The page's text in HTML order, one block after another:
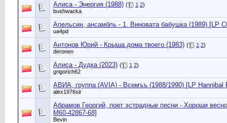
Алиса - Энергия (1988) ( 1 2)
bushwacka
Апельсин, ансамбль - 1. Виновата бабушка (1989) [LP
ua4pd
Антонов Юрий - Крыша дома твоего (1983) ( 1 2)
deronen
Алиса - Дудка (2023) ( 1 2)
grigorich62
АВИА, группа (AVIA) - Всемъъ (1988/1990) [LP Hannibal
alex1976sir
Абрамов Георгий, поет эстрадные песни - Хороши
М60-42867-68]
Bevin